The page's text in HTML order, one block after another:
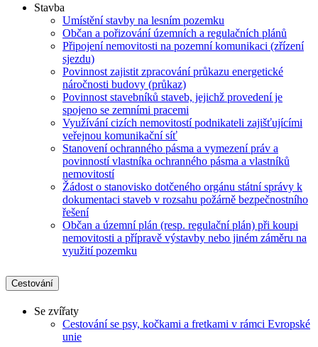
Stavba
Umístění stavby na lesním pozemku
Občan a pořizování územních a regulačních plánů
Připojení nemovitosti na pozemní komunikaci (zřízení
sjezdu)
Povinnost zajistit zpracování průkazu energetické
náročnosti budovy (průkaz)
Povinnost stavebníků staveb, jejichž provedení je
spojeno se zemními pracemi
Využívání cizích nemovitostí podnikateli zajišťujícími
veřejnou komunikační síť
Stanovení ochranného pásma a vymezení práv a
povinností vlastníka ochranného pásma a vlastníků
nemovitostí
Žádost o stanovisko dotčeného orgánu státní správy k
dokumentaci staveb v rozsahu požárně bezpečnostního
řešení
Občan a územní plán (resp. regulační plán) při koupi
nemovitosti a přípravě výstavby nebo jiném záměru na
využití pozemku
Cestování
Se zvířaty
Cestování se psy, kočkami a fretkami v rámci Evropské
unie